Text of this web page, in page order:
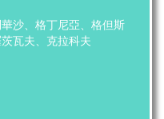
沙、格丁尼亞、格但斯
瓦夫、克拉科夫